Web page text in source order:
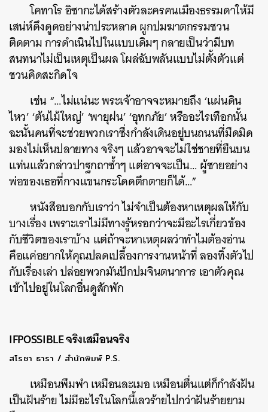
โคทาโร อิซากะได้สร้างตัวละครคนเมืองธรรมดาให้มี
เสน่ห์ดึงดูดอย่างน่าประหลาด ผูกปมฆาตกรรมชวน
ติดตาม การดำเนินไปในแบบเดิมๆ กลายเป็นว่ามีบท
สนทนาไม่เป็นเหตุเป็นผล โผล่ฉับพลันแบบไม่ตั้งตัวแต่
ชวนคิดสะกิดใจ
เช่น “…ไม่แน่นะ พระเจ้าอาจจะหมายถึง ‘แผ่นดิน
ไหว’ ‘ต้นไม้ใหญ่’ ‘พายุฝน’ ‘อุทกภัย’ หรืออะไรเทือกนั้น
ฉะนั้นคนที่จะช่วยพวกเราซึ่งกำลังเดินอยู่บนถนนที่มืดมิด
มองไม่เห็นปลายทาง จริงๆ แล้วอาจจะไม่ใช่ชายที่ยืนบน
แท่นแล้วกล่าวปาฐกถาซ้ำๆ แต่อาจจะเป็น… ผู้ชายอย่าง
พ่อของเธอที่กางแขนกระโดดตึกตายก็ได้…”
หนังสือบอกกับเราว่า ไม่จำเป็นต้องหาเหตุผลให้กับ
บางเรื่อง เพราะเราไม่มีทางรู้หรอกว่าจะมีอะไรเกี่ยวข้อง
กับชีวิตของเราบ้าง แต่ถ้าจะหาเหตุผลว่าทำไมต้องอ่าน
คือแค่อยากให้คุณปลดเปลื้องการงานหน้าที่ ลองทิ้งตัวไป
กับเรื่องเล่า ปล่อยพวกมันปักปมจินตนาการ เอาตัวคุณ
เข้าไปอยู่ในโลกอื่นดูสักพัก
IFPOSSIBLE จริงเสมือนจริง
สโรชา ธารา / สำนักพิมพ์ P.S.
เหมือนพึมพำ เหมือนละเมอ เหมือนตื่นแต่ก็กำลังฝัน
เป็นฝันร้าย ไม่มีอะไรในโลกนี้เลวร้ายไปกว่าฝันร้ายยาม